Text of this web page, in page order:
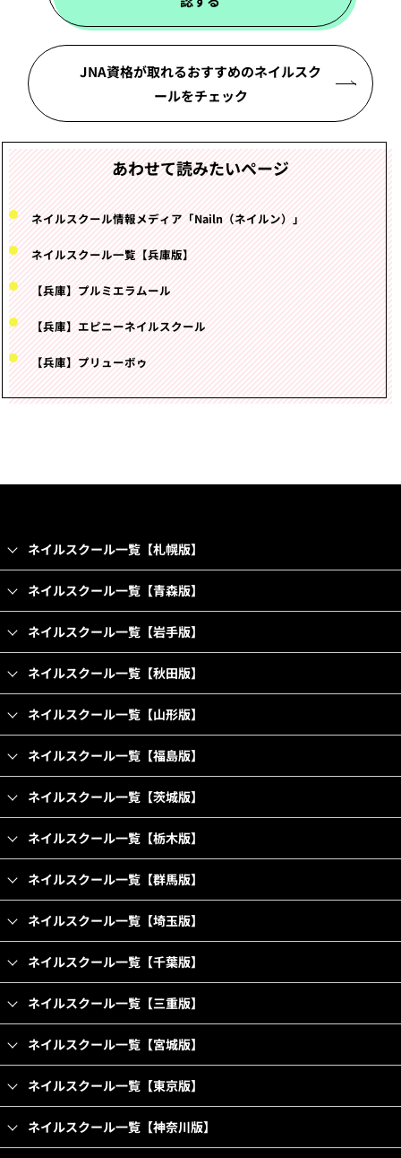
JNA資格が取れるおすすめのネイルスク
ールをチェック
あわせて読みたいページ
ネイルスクール情報メディア「Nailn（ネイルン）」
ネイルスクール一覧【兵庫版】
【兵庫】プルミエラムール
【兵庫】エピニーネイルスクール
【兵庫】プリューボゥ
ネイルスクール一覧【札幌版】
ネイルスクール一覧【青森版】
ネイルスクール一覧【岩手版】
ネイルスクール一覧【秋田版】
ネイルスクール一覧【山形版】
ネイルスクール一覧【福島版】
ネイルスクール一覧【茨城版】
ネイルスクール一覧【栃木版】
ネイルスクール一覧【群馬版】
ネイルスクール一覧【埼玉版】
ネイルスクール一覧【千葉版】
ネイルスクール一覧【三重版】
ネイルスクール一覧【宮城版】
ネイルスクール一覧【東京版】
ネイルスクール一覧【神奈川版】